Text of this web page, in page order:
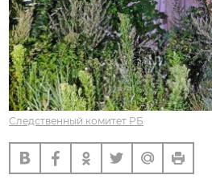
Следственный комитет РБ